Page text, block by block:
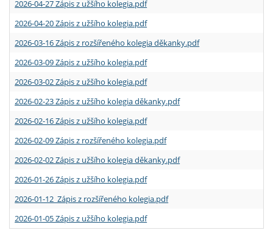
2026-04-27 Zápis z užšího kolegia.pdf
2026-04-20 Zápis z užšího kolegia.pdf
2026-03-16 Zápis z rozšířeného kolegia děkanky.pdf
2026-03-09 Zápis z užšího kolegia.pdf
2026-03-02 Zápis z užšího kolegia.pdf
2026-02-23 Zápis z užšího kolegia děkanky.pdf
2026-02-16 Zápis z užšího kolegia.pdf
2026-02-09 Zápis z rozšířeného kolegia.pdf
2026-02-02 Zápis z užšího kolegia děkanky.pdf
2026-01-26 Zápis z užšího kolegia.pdf
2026-01-12 Zápis z rozšířeného kolegia.pdf
2026-01-05 Zápis z užšího kolegia.pdf